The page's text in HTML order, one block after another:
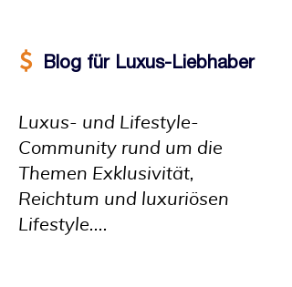
​​​​​​​Luxus- und Lifestyle-
Community rund um die
Themen Exklusivität,
Reichtum und luxuriösen
Lifestyle....
Blog für Luxus-Liebhaber